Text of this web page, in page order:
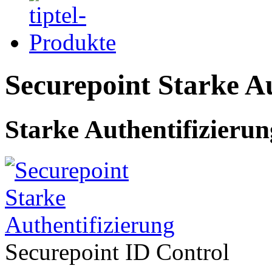
Securepoint Starke
Starke
Securepoint ID Control